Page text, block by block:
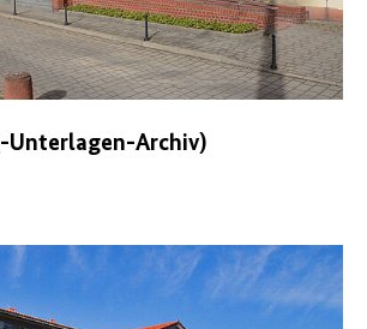
-Unterlagen-Archiv)